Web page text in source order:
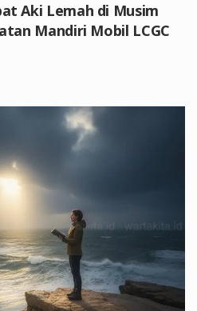
Aki Lemah di Musim
Mandiri Mobil LCGC